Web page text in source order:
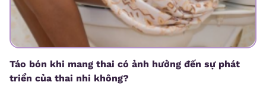
Táo bón khi mang thai có ảnh hưởng đến sự phát
triển của thai nhi không?